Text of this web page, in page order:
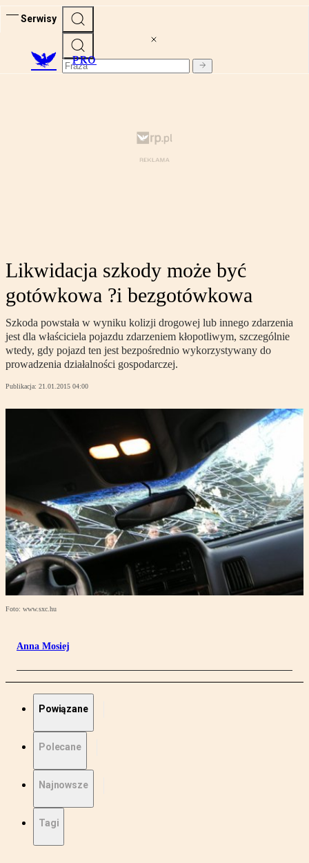
Serwisy
PRO
Likwidacja szkody może być
gotówkowa ?i bezgotówkowa
Szkoda powstała w wyniku kolizji drogowej lub innego zdarzenia
jest dla właściciela pojazdu zdarzeniem kłopotliwym, szczególnie
wtedy, gdy pojazd ten jest bezpośrednio wykorzystywany do
prowadzenia działalności gospodarczej.
Publikacja: 21.01.2015 04:00
Foto: www.sxc.hu
Anna Mosiej
Powiązane
Polecane
Najnowsze
Tagi